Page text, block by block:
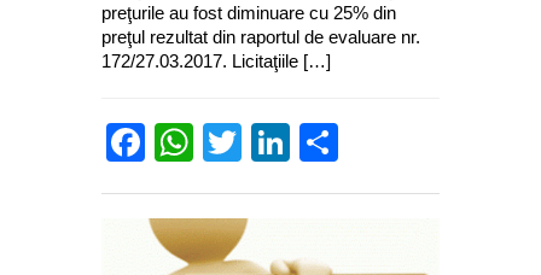
preţurile au fost diminuare cu 25% din
preţul rezultat din raportul de evaluare nr.
172/27.03.2017. Licitaţiile […]
Facebook
WhatsApp
TwitterLinkedIn